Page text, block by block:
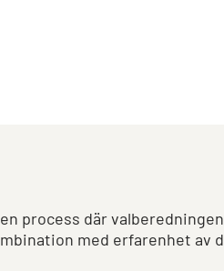
process där
med erfarenhet av